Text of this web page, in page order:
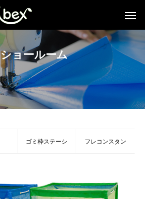
ショールーム
ゴミ枠ステーシ フレコンスタン